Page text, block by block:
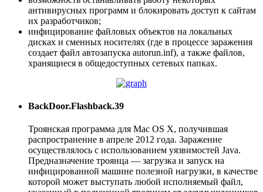
антивирусных программ и блокировать доступ к сайтам
их разработчиков;
инфицирование файловых объектов на локальных
дисках и сменных носителях (где в процессе заражения
создает файл автозапуска autorun.inf), а также файлов,
хранящиеся в общедоступных сетевых папках.
BackDoor.Flashback.39
Троянская программа для Mac OS X, получившая
распространение в апреле 2012 года. Заражение
осуществлялось с использованием уязвимостей Java.
Предназначение троянца — загрузка и запуск на
инфицированной машине полезной нагрузки, в качестве
которой может выступать любой исполняемый файл,